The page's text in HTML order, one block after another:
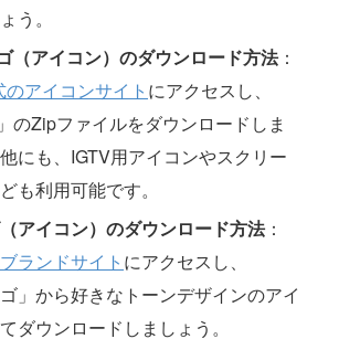
う。
（アイコン）のダウンロード方法：
アイコンサイト にアクセスし、
のZipファイルをダウンロードしま
にも、IGTV用アイコンやスクリー
も利用可能です。
アイコン）のダウンロード方法：
ランドサイト にアクセスし、
ゴ」から好きなトーンデザインのアイ
ダウンロードしましょう。